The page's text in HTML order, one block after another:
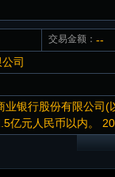
交易金额： --
司
银行股份有限公司
亿元人民币以内。